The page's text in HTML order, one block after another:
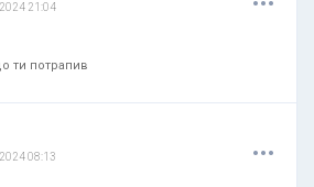
21:04
ти потрапив
08:13 ...